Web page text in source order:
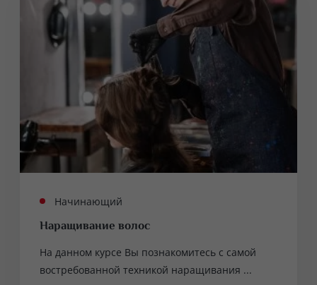
Начинающий
Наращивание волос
На данном курсе Вы познакомитесь с самой
востребованной техникой наращивания ...